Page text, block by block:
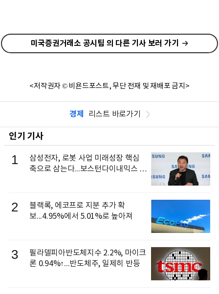
미국증권거래소 공시팀 의 다른 기사 보러 가기
<저작권자 © 비욘드포스트, 무단 전재 및 재배포 금지>
경제 리스트 바로가기
인기 기사
1
삼성전자, 로봇 사업 미래성장 핵심
축으로 삼는다...보스턴다이내믹스 출
2
블랙록, 에코프로 지분 추가 확
보...4.95%에서 5.01%로 높아져
3
필라델피아반도체지수 2.2%, 마이크
론 0.94%↑...반도체주, 일제히 반등